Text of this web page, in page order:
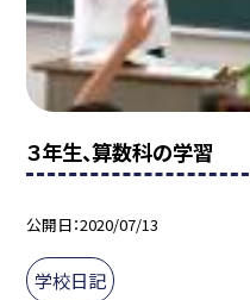
３年生、算数科の学習
公開日 2020/07/13
学校日記